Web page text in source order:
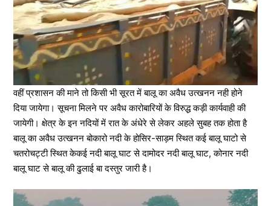
वहीं प्रशासन की माने तो किसी भी सूरत में बालू का अवैध उत्खनन नही होने
दिया जायेगा। सूचना मिलने पर अवैध कारोबारियों के विरुद्ध कड़ी कार्यवाही की
जायेगी। क्षेत्र के इन नदियों में रात के अंधेरे से लेकर अहले सुबह तक होता है
बालू का अवैध उत्खनन बोकारो नदी के होसिर-साड़म स्थित कई बालू घाटो से
चतरोचट्टी स्थित केकई नदी बालू घाट से दामोदर नदी बालू घाट, कोनार नदी
बालू घाट से बालू की ढुलाई बा दस्तुर जारी है।